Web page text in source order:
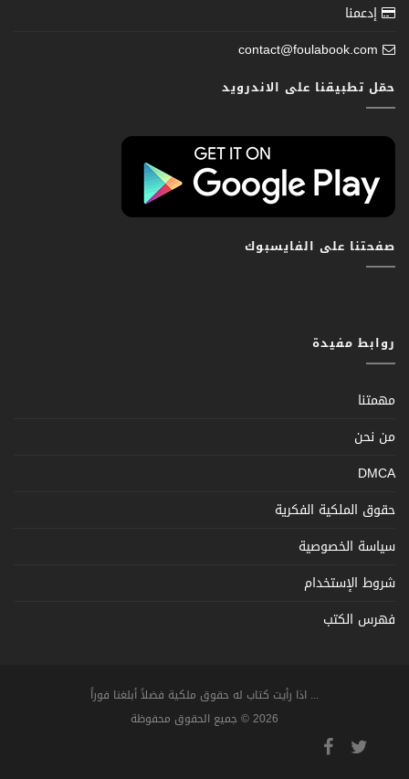
إدعمنا
contact@foulabook.com
حمّل تطبيقنا على الاندرويد
صفحتنا على الفايسبوك
روابط مفيدة
مهمتنا
من نحن
DMCA
حقوق الملكية الفكرية
سياسة الخصوصية
شروط الإستخدام
فهرس الكتب
... اذا رأيت كتاب له حقوق ملكية فضلاً أبلغنا فوراً
2026 © جميع الحقوق محفوظة